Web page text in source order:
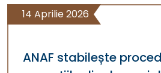
14 Aprilie 2026
ANAF stabilește